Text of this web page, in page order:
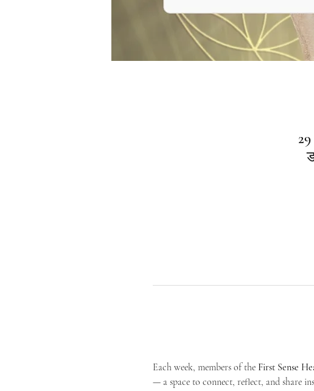
Each week, members of the First Sense
— a space to connect, reflect, and share